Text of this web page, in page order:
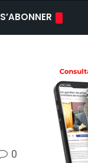
S’ABONNER
0